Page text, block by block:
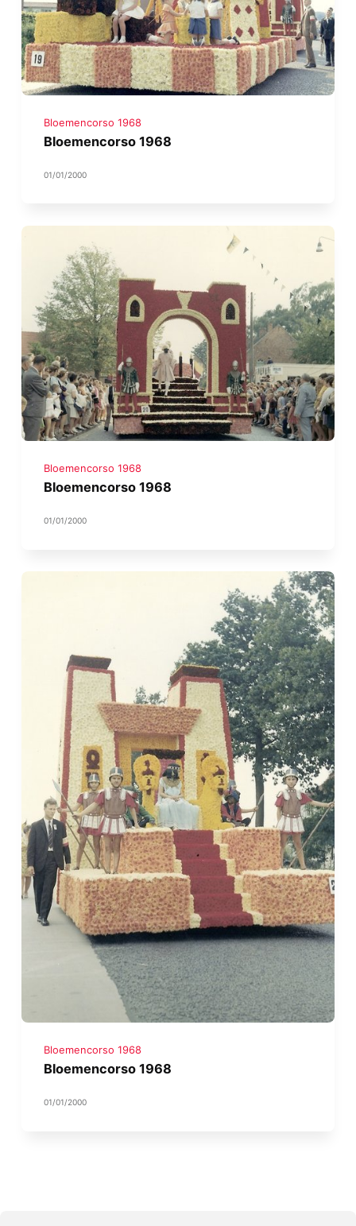
Bloemencorso 1968
Bloemencorso 1968
01/01/2000
Bloemencorso 1968
Bloemencorso 1968
01/01/2000
Bloemencorso 1968
Bloemencorso 1968
01/01/2000